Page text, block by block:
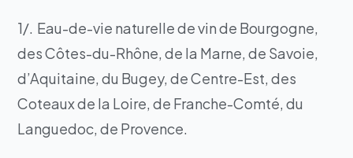
1/. Eau-de-vie naturelle de vin de Bourgogne,
des Côtes-du-Rhône, de la Marne, de Savoie,
d’Aquitaine, du Bugey, de Centre-Est, des
Coteaux de la Loire, de Franche-Comté, du
Languedoc, de Provence.